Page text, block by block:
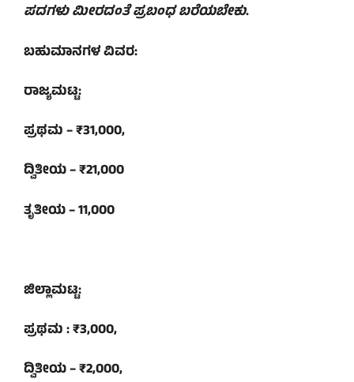
ಪದಗಳು ಮೀರದಂತೆ ಪ್ರಬಂಧ ಬರೆಯಬೇಕು.
ಬಹುಮಾನಗಳ ವಿವರ:
ರಾಜ್ಯಮಟ್ಟ:
ಪ್ರಥಮ – ₹31,000,
ದ್ವಿತೀಯ – ₹21,000
ತೃತೀಯ – 11,000
ಜಿಲ್ಲಾಮಟ್ಟ:
ಪ್ರಥಮ : ₹3,000,
ದ್ವಿತೀಯ – ₹2,000,